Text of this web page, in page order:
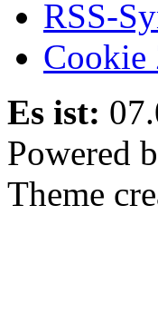
RSS-
Cookie
Es ist:
Powered
Theme